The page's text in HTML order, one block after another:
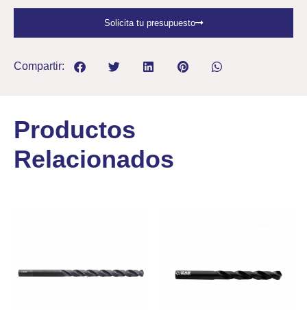
Solicita tu presupuesto
Compartir:
Productos
Relacionados